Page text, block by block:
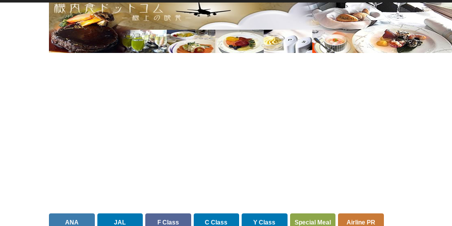
ANA JAL F Class C Class Y Class Special Meal Airline PR